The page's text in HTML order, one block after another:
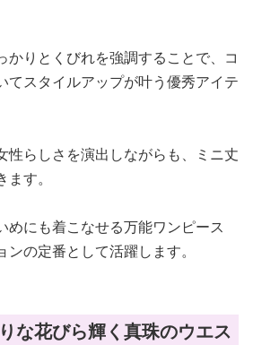
かりとくびれを強調することで、コ
てスタイルアップが叶う優秀アイテ
性らしさを演出しながらも、ミニ丈
す。
めにも着こなせる万能ワンピース
の定番として活躍します。
な花びら輝く真珠のウエス